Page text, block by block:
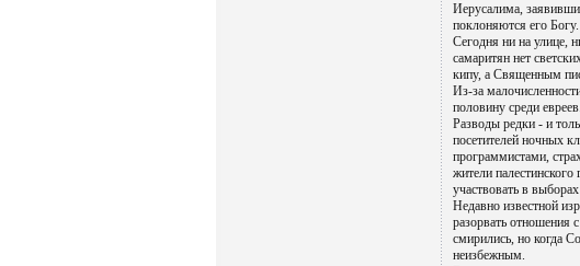
Иерусалима,
поклоняются его Богу.
Сегодня ни на улице,
самаритян нет
кипу, а Священным
Из-за
половину среди
Разводы редки - и
посетителей ночных
программистами,
жители
участвовать в
Недавно известной
разорвать отношения
смирились, но когда
неизбежным.